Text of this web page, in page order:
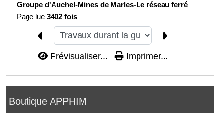
Boutique APPHIM
Groupe d'Auchel-Mines de Marles-Le réseau ferré
Page lue3402 fois
Prévisualiser... Imprimer...